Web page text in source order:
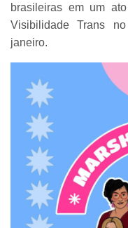
brasileiras em um
Visibilidade Trans
janeiro.